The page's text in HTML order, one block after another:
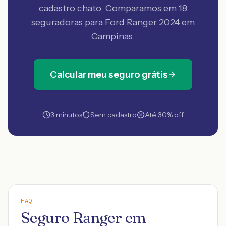
cadastro chato. Comparamos em 18
seguradoras para Ford Ranger 2024 em
Campinas.
Calcular meu seguro grátis
3 minutos Sem cadastro Até 30% off
FAQ
Seguro Ranger em